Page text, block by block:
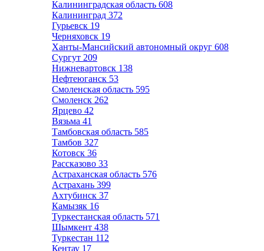
Калининградская область 608
Калининград 372
Гурьевск 19
Черняховск 19
Ханты-Мансийский автономный округ 608
Сургут 209
Нижневартовск 138
Нефтеюганск 53
Смоленская область 595
Смоленск 262
Ярцево 42
Вязьма 41
Тамбовская область 585
Тамбов 327
Котовск 36
Рассказово 33
Астраханская область 576
Астрахань 399
Ахтубинск 37
Камызяк 16
Туркестанская область 571
Шымкент 438
Туркестан 112
Кентау 17